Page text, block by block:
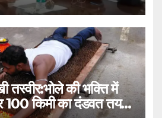
तस्वीर:भोले की भक्ति में
100 किमी का दंडवत तय